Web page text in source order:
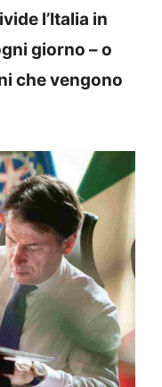
l’Italia in
giorno – o
che vengono